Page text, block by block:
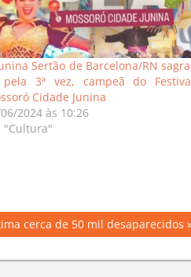
Sertão de Barcelona/RN
3ª vez, campeã do
Cidade Junina
2024 às 10:26
"Cultura"
cerca de 50 mil desaparecidos